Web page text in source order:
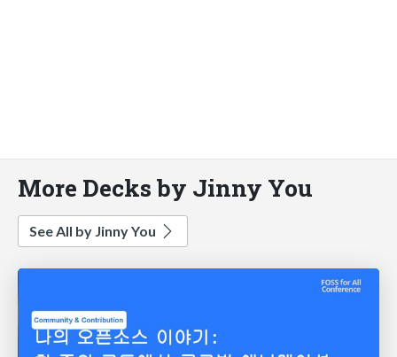
More Decks by Jinny You
See All by Jinny You